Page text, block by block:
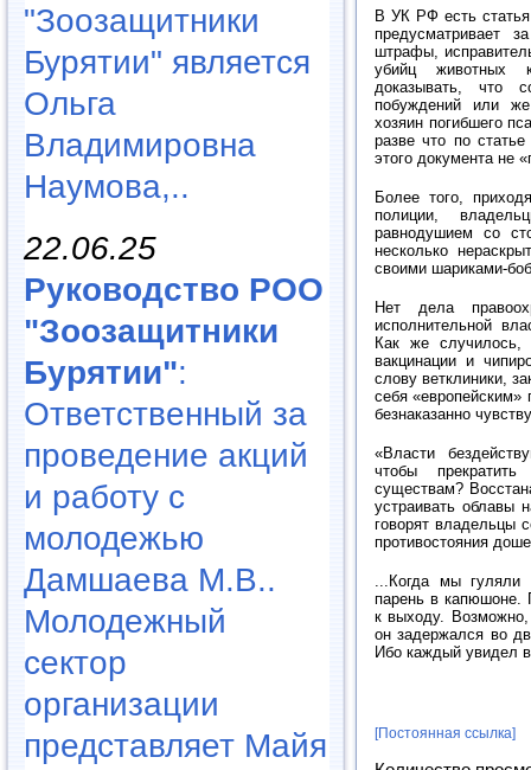
"Зоозащитники
Бурятии" является
Ольга
Владимировна
Наумова,..
22.06.25
Руководство РОО
"Зоозащитники
Бурятии":
Ответственный за
проведение акций
и работу с
молодежью
Дамшаева М.В..
Молодежный
сектор
организации
представляет Майя
В УК РФ есть
предусматривает
штрафы,
убийц животных
доказывать, что
побуждений или
хозяин погибшего
разве что по
этого документа не
Более того,
полиции,
равнодушием со
несколько
своими шариками-
Нет дела
исполнительной
Как же
вакцинации и
слову ветклиники,
себя
безнаказанно
«Власти
чтобы
существам?
устраивать облавы
говорят владельцы
противостояния
...Когда мы гуляли
парень в капюшоне.
к выходу.
он задержался во
Ибо каждый увидел
[Постоянная ссылка]